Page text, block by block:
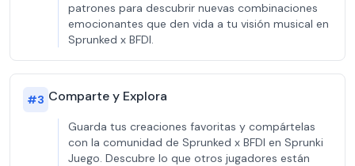
patrones para descubrir nuevas combinaciones
emocionantes que den vida a tu visión musical en
Sprunked x BFDI.
#3 Comparte y Explora
Guarda tus creaciones favoritas y compártelas
con la comunidad de Sprunked x BFDI en Sprunki
Juego. Descubre lo que otros jugadores están